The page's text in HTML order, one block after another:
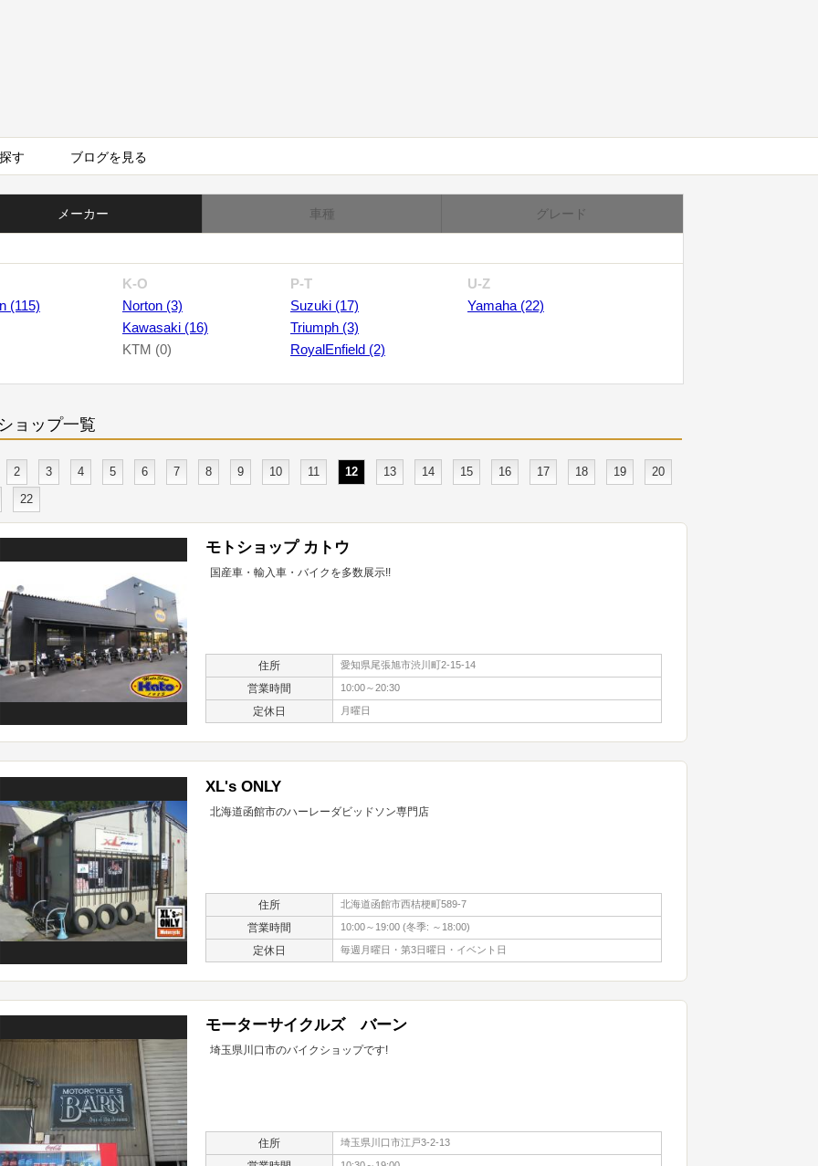
す ブログを見る
メーカー 車種 グレード
(115)
K-O
Norton (3)
Kawasaki (16)
KTM (0)
P-T
Suzuki (17)
Triumph (3)
RoyalEnfield (2)
U-Z
Yamaha (22)
ショップ一覧
2 3 4 5 6 7 8 9 10 11 12 13 14 15 16 17 18 19
20
22
モトショップ カトウ
国産車・輸入車・バイクを多数展示!!
住所 愛知県尾張旭市渋川町2-15-14
営業時間 10:00～20:30
定休日 月曜日
XL's ONLY
北海道函館市のハーレーダビッドソン専門店
住所 北海道函館市西桔梗町589-7
営業時間 10:00～19:00 (冬季: ～18:00)
定休日 毎週月曜日・第3日曜日・イベント日
モーターサイクルズ バーン
埼玉県川口市のバイクショップです!
住所 埼玉県川口市江戸3-2-13